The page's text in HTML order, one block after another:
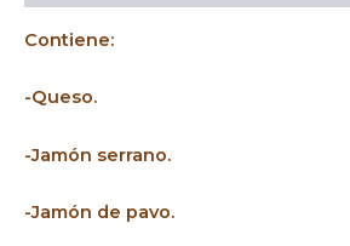
Contiene:
-Queso.
-Jamón serrano.
-Jamón de pavo.